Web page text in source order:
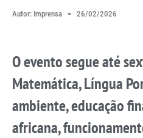
Autor: Imprensa 26/02/2026
O evento segue até
Matemática, Língua
ambiente, educação
africana,